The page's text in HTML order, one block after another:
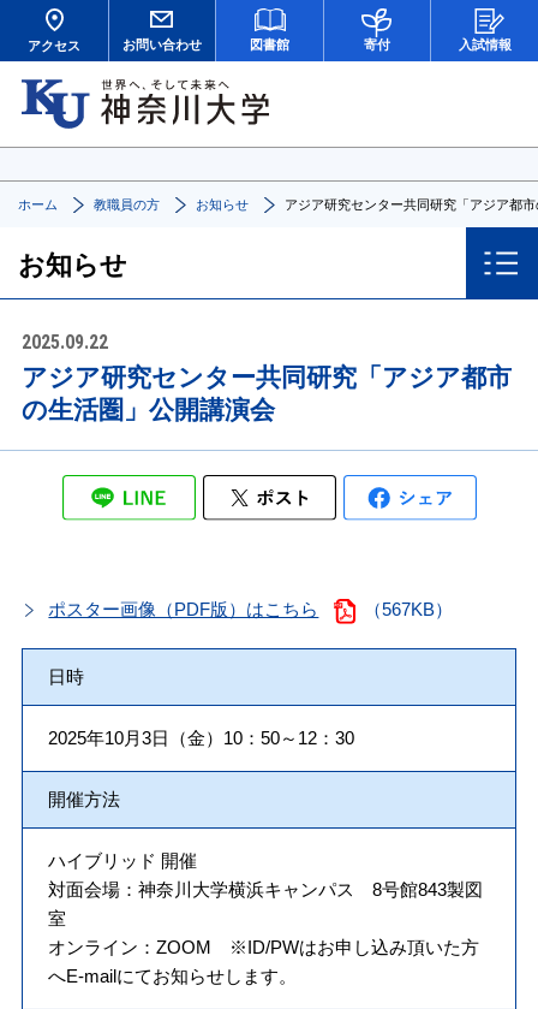
アクセス お問い合わせ 図書館 寄付 入試情報
ホーム 教職員の方 お知らせ アジア研究センター共同研究「アジア都
お知らせ
2025.09.22
アジア研究センター共同研究「アジア都市
の生活圏」公開講演会
ポスター画像（PDF版）はこちら （567KB）
日時
2025年10月3日（金）10：50～12：30
開催方法
ハイブリッド 開催
対面会場：神奈川大学横浜キャンパス 8号館843製図
室
オンライン：ZOOM ※ID/PWはお申し込み頂いた方
へE-mailにてお知らせします。